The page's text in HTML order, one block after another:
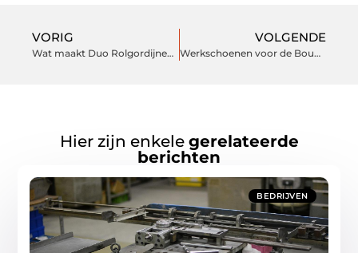
VORIG
Wat maakt Duo Rolgordijnen tot een stijlvolle en praktische keuze voor raambekleding?
VOLGENDE
Werkschoenen voor de Bouw, Metaalindustrie en Techniek: Veiligheid en Comfort Gecombineerd
Hier zijn enkele gerelateerde
berichten
BEDRIJVEN